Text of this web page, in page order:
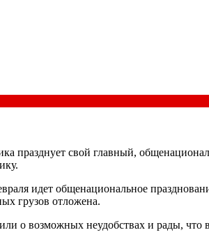
празднует свой главный,
идет общенациональное
грузов отложена.
о возможных неудобствах и рады,